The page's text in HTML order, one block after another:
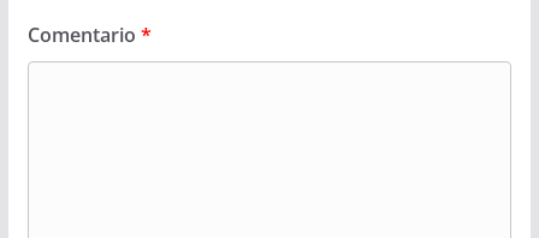
Comentario *